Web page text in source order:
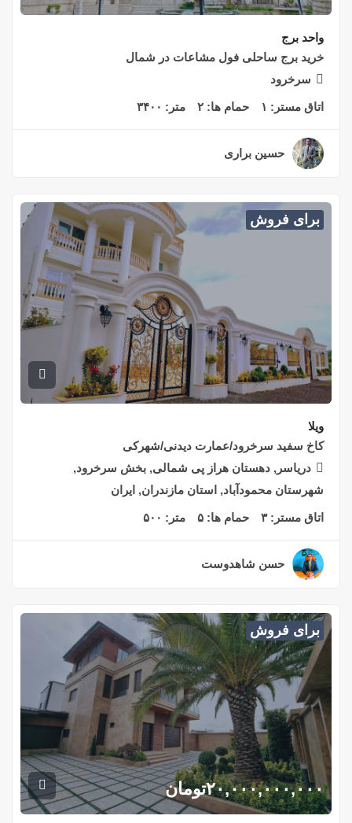
واحد برج
خرید برج ساحلی فول مشاعات در شمال
سرخرود
اتاق مستر: ۱ حمام ها: ۲ متر: ۳۴۰۰
حسین براری
برای فروش
ویلا
کاخ سفید سرخرود/عمارت دیدنی/شهرکی
دریاسر, دهستان هراز پی شمالی, بخش سرخرود,
شهرستان محمودآباد, استان مازندران, ایران
اتاق مستر:۳ حمام ها: ۵ متر: ۵۰۰
حسن شاهدوست
برای فروش
۲۰,۰۰۰,۰۰۰,۰۰۰تومان